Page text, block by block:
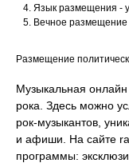
Язык размещения -
Вечное размещение
Размещение
Музыкальная
рока. Здесь можно
рок-музыкантов,
и афиши. На сайте
программы: